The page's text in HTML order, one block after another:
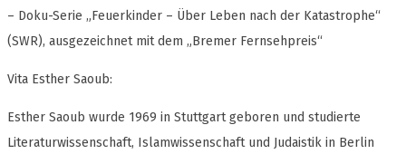
– Doku-Serie „Feuerkinder – Über Leben nach der Katastrophe“
(SWR), ausgezeichnet mit dem „Bremer Fernsehpreis“
Vita Esther Saoub:
Esther Saoub wurde 1969 in Stuttgart geboren und studierte
Literaturwissenschaft, Islamwissenschaft und Judaistik in Berlin